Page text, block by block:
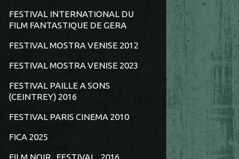
FESTIVAL INTERNATIONAL DU
FILM FANTASTIQUE DE GERA
FESTIVAL MOSTRA VENISE 2012
FESTIVAL MOSTRA VENISE 2023
FESTIVAL PAILLE A SONS
(CEINTREY) 2016
FESTIVAL PARIS CINEMA 2010
FICA 2025